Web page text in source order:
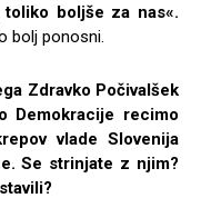
boljše za nas«.
bolj ponosni.
Zdravko Počivalšek
Demokracije recimo
vlade Slovenija
Se strinjate z njim?